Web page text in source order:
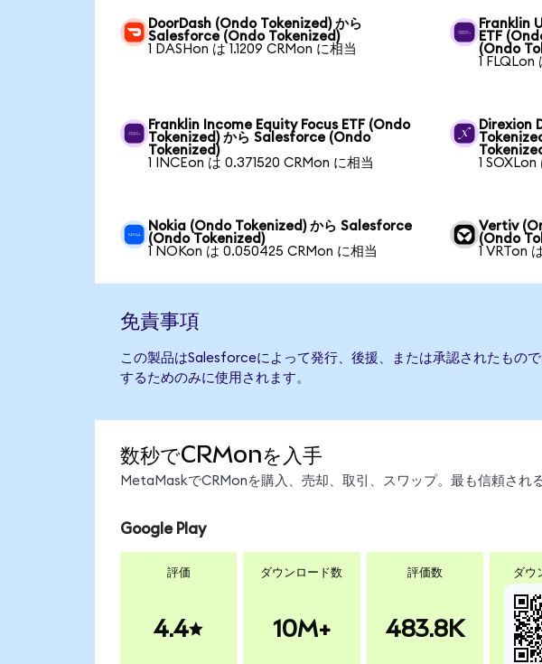
DoorDash (Ondo Tokenized) から
Salesforce (Ondo Tokenized)
1 DASHon は 1.1209 CRMon に相当
Franklin
ETF
(Ondo
1 FLQLon
Franklin Income Equity Focus ETF (Ondo
Tokenized) から Salesforce (Ondo
Tokenized)
1 INCEon は 0.371520 CRMon に相当
Direxion
1
Nokia (Ondo Tokenized) から Salesforce
(Ondo Tokenized)
1 NOKon は 0.050425 CRMon に相当
Vertiv
(Ondo
1 VRTon
免責事項
この製品はSalesforceによって発行、後援、または承認されたもの
するためのみに使用されます。
数秒でCRMonを入手
MetaMaskでCRMonを購入、売却、取引、スワップ。最も信頼され
Google Play
評価
4.4
ダウンロード数
10M+
評価数
483.8K
ダウ